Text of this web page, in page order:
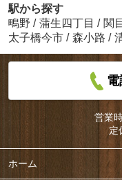
駅から探す
鴫野 / 蒲生四丁目 / 関
太子橋今市 / 森小路 /
営業
定
ホーム